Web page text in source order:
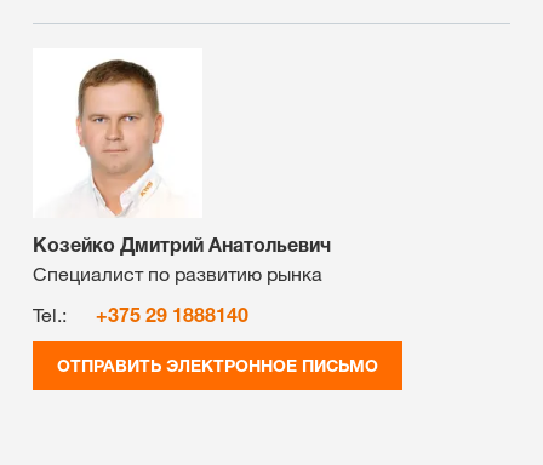
Козейко Дмитрий Анатольевич
Специалист по развитию рынка
Tel.:
+375 29 1888140
ОТПРАВИТЬ ЭЛЕКТРОННОЕ ПИСЬМО